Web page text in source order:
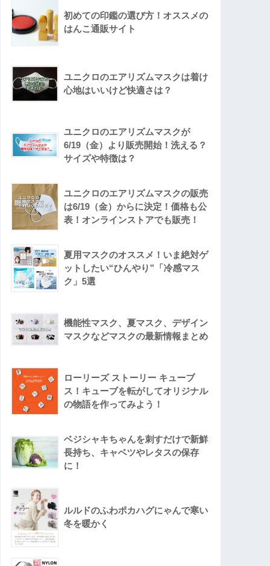
初めての印鑑の選び方！オススメの
はんこ通販サイト
ユニクロのエアリズムマスクは着け
心地はいいけど快適さは？
ユニクロのエアリズムマスクが
6/19（金）より販売開始！洗える？
サイズや特徴は？
ユニクロのエアリズムマスクの販売
は6/19（金）からに決定！価格も公
表！オンラインストアでも販売！
夏用マスクのオススメ！いま絶対ゲ
ットしたい“ひんやり”「冷感マス
ク」5選
機能性マスク、夏マスク、デザイン
マスクなどマスクの最新情報まとめ
ローリーズ ストーリー キューブ
ス！キューブを転がしてオリジナル
の物語を作ってみよう！
ベジシャキちゃんを刺すだけで新鮮
長持ち、キャベツやレタスの保存
に！
ルルドのふわポカハグにゃんで寒い
冬を暖かく